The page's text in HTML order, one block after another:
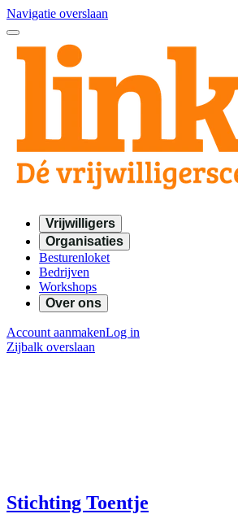
Navigatie overslaan
Vrijwilligers
Organisaties
Besturenloket
Bedrijven
Workshops
Over ons
Account aanmakenLog in
Zijbalk overslaan
Stichting Toentje